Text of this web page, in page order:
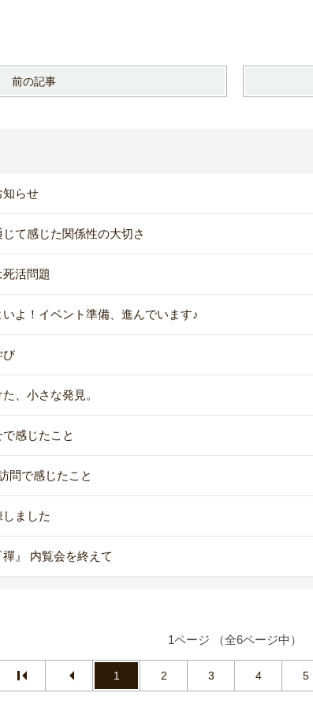
前の記事
知らせ
て感じた関係性の大切さ
活問題
よ！イベント準備、進んでいます♪
び
、小さな発見。
感じたこと
問で感じたこと
ました
』 内覧会を終えて
1ページ （全6ページ中）
1 2 3 4 5